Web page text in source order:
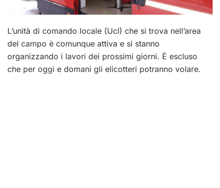
L’unità di comando locale (Ucl) che si trova nell’area
del campo è comunque attiva e si stanno
organizzando i lavori dei prossimi giorni. È escluso
che per oggi e domani gli elicotteri potranno volare.